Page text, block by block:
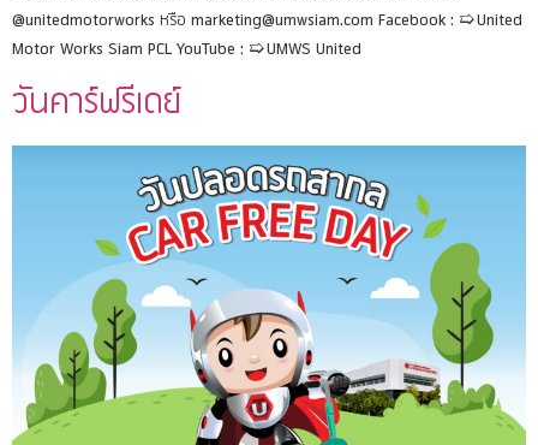
@unitedmotorworks หรือ marketing@umwsiam.com Facebook : ➯ United
Motor Works Siam PCL YouTube : ➯ UMWS United
วันคาร์ฟรีเดย์